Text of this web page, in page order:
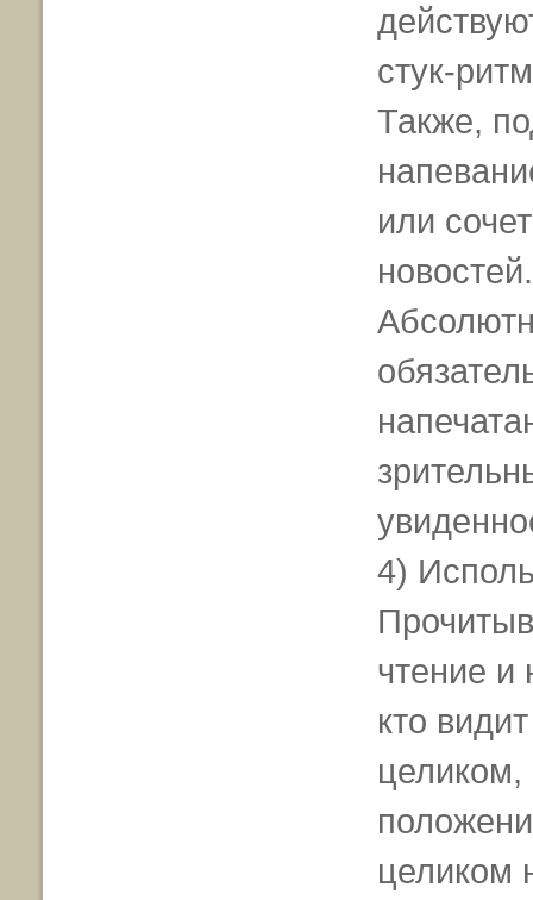
стук-
Также,
или
новостей.
4)
чтение и
кто
целиком